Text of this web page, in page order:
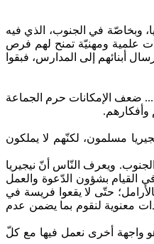
وبخاصّة في الجنوب، الذي فيه
علمية ومهنيّة تمنح لهم فرص
أبنائهم إلى المدارس، فبقوا
ضعف الإمكانات حرم الجماعة
وأفكارهم.
الإداريّين في نيجيريا مسلمون، لكنّهم لا يملكون
ويعرف النّاس أنّ نيجيريا
في القيام بشؤون الدّعوة والعمل
حتّى لا يقعوا فريسة في
معنوية لنقوم بما يضمن عدم
واجهة أخرى نعمل فيها مع كلّ